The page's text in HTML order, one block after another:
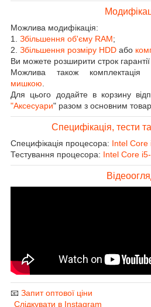
Можлива модифікація:
1. Збільшення об'єму RAM;
2. Збільшення розміру HDD або
Ви можете розширити строк
Можлива також комплектація
мишкою
Для цього додайте в корзину
"Аксесуари" разом з основним
Специфікація, тести та
Специфікація процесора: Intel Core
Тестування процесора: Intel Core
📧 Запит оптової ціни
Слідкувати в Instagram